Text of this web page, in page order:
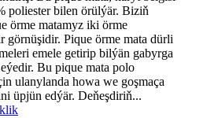
poliester bilen örülýär. Biziň
örme matamyz iki örme
görnüşidir. Pique örme mata dürli
emele getirip bilýän gabyrga
Bu pique mata polo
ulanylanda howa we goşmaça
üpjün edýär. Deňeşdiriň...